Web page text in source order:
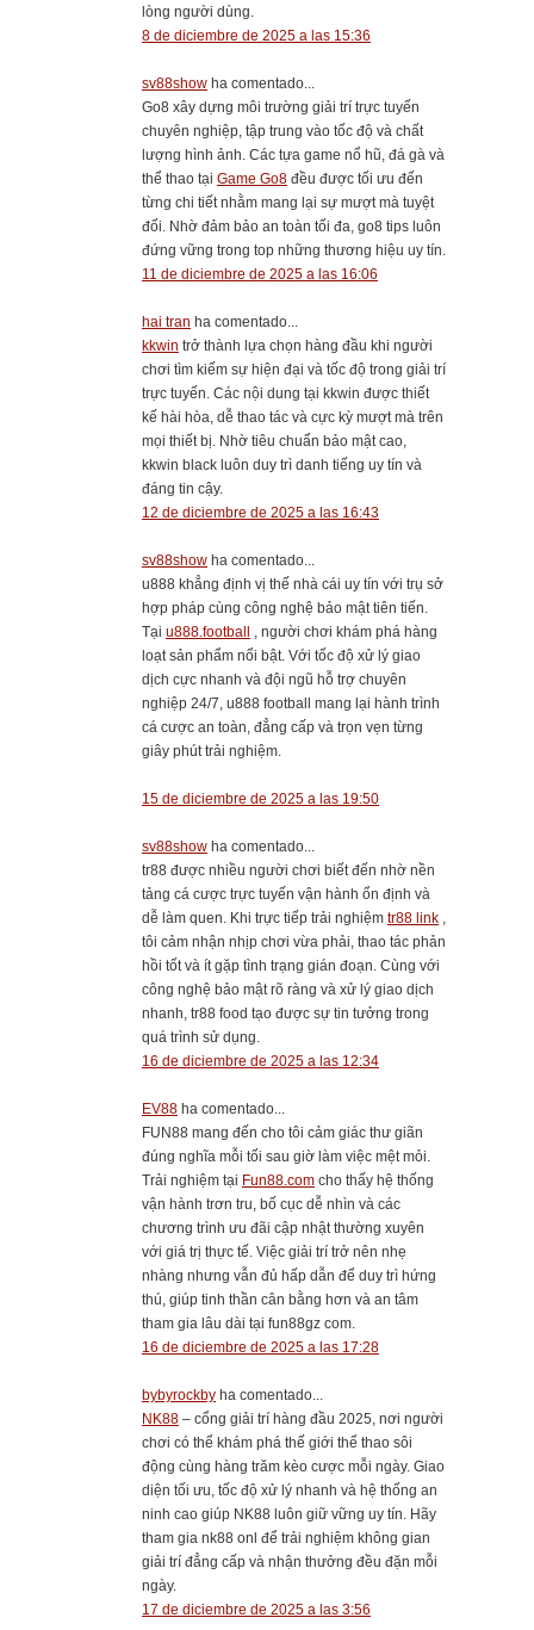
lòng người dùng.
8 de diciembre de 2025 a las 15:36
sv88show ha comentado...
Go8 xây dựng môi trường giải trí trực tuyến
chuyên nghiệp, tập trung vào tốc độ và chất
lượng hình ảnh. Các tựa game nổ hũ, đá gà và
thể thao tại Game Go8 đều được tối ưu đến
từng chi tiết nhằm mang lại sự mượt mà tuyệt
đối. Nhờ đảm bảo an toàn tối đa, go8 tips luôn
đứng vững trong top những thương hiệu uy tín.
11 de diciembre de 2025 a las 16:06
hai tran ha comentado...
kkwin trở thành lựa chọn hàng đầu khi người
chơi tìm kiếm sự hiện đại và tốc độ trong giải trí
trực tuyến. Các nội dung tại kkwin được thiết
kế hài hòa, dễ thao tác và cực kỳ mượt mà trên
mọi thiết bị. Nhờ tiêu chuẩn bảo mật cao,
kkwin black luôn duy trì danh tiếng uy tín và
đáng tin cậy.
12 de diciembre de 2025 a las 16:43
sv88show ha comentado...
u888 khẳng định vị thế nhà cái uy tín với trụ sở
hợp pháp cùng công nghệ bảo mật tiên tiến.
Tại u888.football
, người chơi khám phá hàng
loạt sản phẩm nổi bật. Với tốc độ xử lý giao
dịch cực nhanh và đội ngũ hỗ trợ chuyên
nghiệp 24/7, u888 football mang lại hành trình
cá cược an toàn, đẳng cấp và trọn vẹn từng
giây phút trải nghiệm.
15 de diciembre de 2025 a las 19:50
sv88show ha comentado...
tr88 được nhiều người chơi biết đến nhờ nền
tảng cá cược trực tuyến vận hành ổn định và
dễ làm quen. Khi trực tiếp trải nghiệm tr88 link ,
tôi cảm nhận nhịp chơi vừa phải, thao tác phản
hồi tốt và ít gặp tình trạng gián đoạn. Cùng với
công nghệ bảo mật rõ ràng và xử lý giao dịch
nhanh, tr88 food tạo được sự tin tưởng trong
quá trình sử dụng.
16 de diciembre de 2025 a las 12:34
EV88 ha comentado...
FUN88 mang đến cho tôi cảm giác thư giãn
đúng nghĩa mỗi tối sau giờ làm việc mệt mỏi.
Trải nghiệm tại Fun88.com cho thấy hệ thống
vận hành trơn tru, bố cục dễ nhìn và các
chương trình ưu đãi cập nhật thường xuyên
với giá trị thực tế. Việc giải trí trở nên nhẹ
nhàng nhưng vẫn đủ hấp dẫn để duy trì hứng
thú, giúp tinh thần cân bằng hơn và an tâm
tham gia lâu dài tại fun88gz com.
16 de diciembre de 2025 a las 17:28
bybyrockby ha comentado...
NK88 – cổng giải trí hàng đầu 2025, nơi người
chơi có thể khám phá thế giới thể thao sôi
động cùng hàng trăm kèo cược mỗi ngày. Giao
diện tối ưu, tốc độ xử lý nhanh và hệ thống an
ninh cao giúp NK88 luôn giữ vững uy tín. Hãy
tham gia nk88 onl để trải nghiệm không gian
giải trí đẳng cấp và nhận thưởng đều đặn mỗi
ngày.
17 de diciembre de 2025 a las 3:56